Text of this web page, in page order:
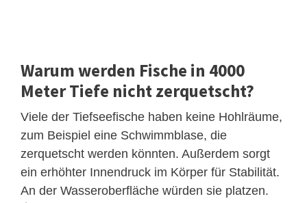
Warum werden Fische in 4000
Meter Tiefe nicht zerquetscht?
Viele der Tiefseefische haben keine Hohlräume,
zum Beispiel eine Schwimmblase, die
zerquetscht werden könnten. Außerdem sorgt
ein erhöhter Innendruck im Körper für Stabilität.
An der Wasseroberfläche würden sie platzen.